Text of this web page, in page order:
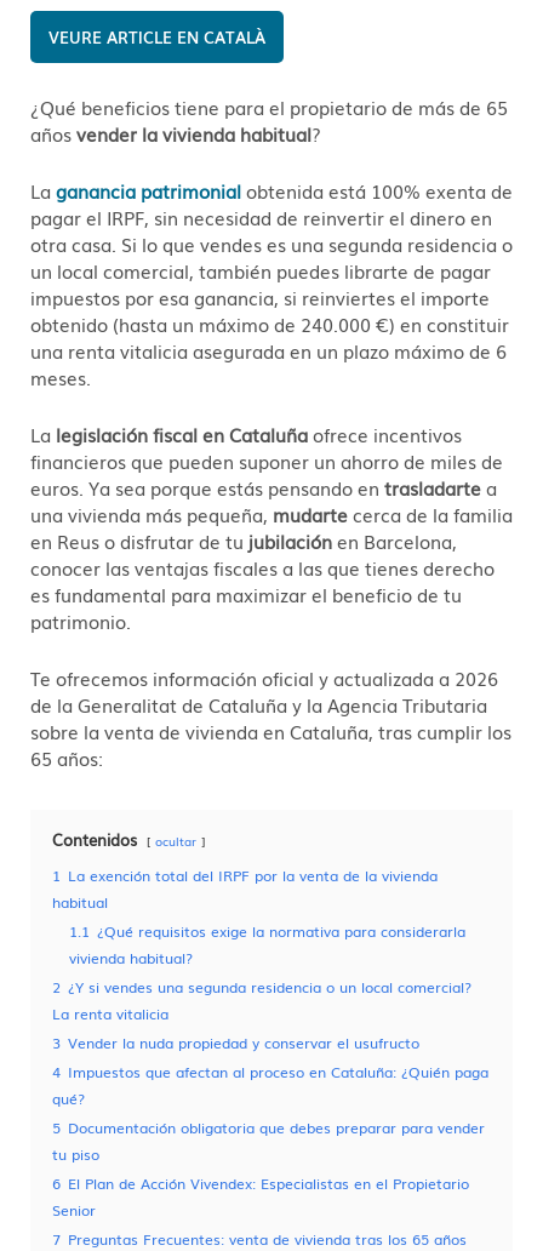
CATALÀ
¿Qué beneficios tiene para el propietario de más de 65
añosvender la vivienda habitual?
La ganancia patrimonialobtenida está 100% exenta de
pagar el IRPF, sin necesidad de reinvertir el dinero en
otra casa. Si lo que vendes es una segunda residencia o
un local comercial, también puedes librarte de pagar
impuestos por esa ganancia, si reinviertes el importe
obtenido (hasta un máximo de 240.000 €) en constituir
una renta vitalicia asegurada en un plazo máximo de 6
meses.
La legislación fiscal en Cataluñaofrece incentivos
financieros que pueden suponer un ahorro de miles de
euros. Ya sea porque estás pensando en trasladartea
una vivienda más pequeña, mudartecerca de la familia
en Reus o disfrutar de tu jubilaciónen Barcelona,
conocer las ventajas fiscales a las que tienes derecho
es fundamental para maximizar el beneficio de tu
patrimonio.
Te ofrecemos información oficial y actualizada a 2026
de la Generalitat de Cataluña y la Agencia Tributaria
sobre la venta de vivienda en Cataluña, tras cumplir los
65 años:
Contenidos ocultar
1 La exención total del IRPF por la venta de la vivienda
habitual
1.1 ¿Qué requisitos exige la normativa para considerarla
vivienda habitual?
2 ¿Y si vendes una segunda residencia o un local comercial?
La renta vitalicia
3 Vender la nuda propiedad y conservar el usufructo
4 Impuestos que afectan al proceso en Cataluña: ¿Quién paga
qué?
5 Documentación obligatoria que debes preparar para vender
tu piso
6 El Plan de Acción Vivendex: Especialistas en el Propietario
Senior
7 Preguntas Frecuentes: venta de vivienda tras los 65 años